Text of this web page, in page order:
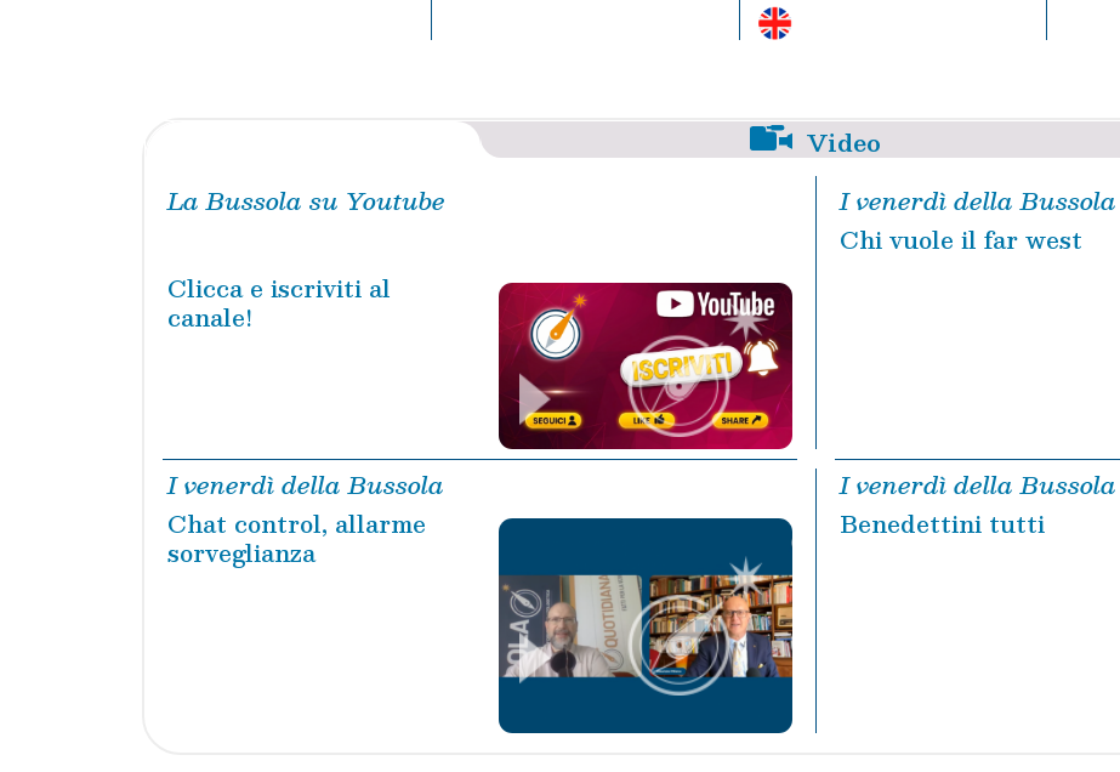
Video
La Bussola su Youtube
Clicca e iscriviti al
canale!
I venerdì della Bussola
Chi vuole il far west
I venerdì della Bussola
Chat control, allarme
sorveglianza
I venerdì della Bussola
Benedettini tutti